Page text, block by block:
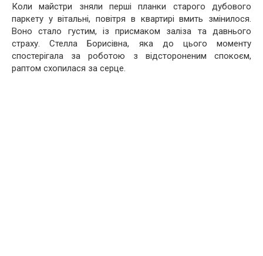
Коли майстри зняли перші планки старого дубового
паркету у вітальні, повітря в квартирі вмить змінилося.
Воно стало густим, із присмаком заліза та давнього
страху. Стелла Борисівна, яка до цього моменту
спостерігала за роботою з відстороненим спокоєм,
раптом схопилася за серце.